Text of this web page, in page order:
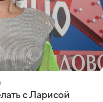
с Ларисой